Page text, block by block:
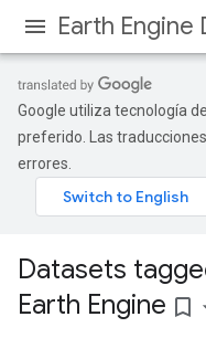
Earth Engine
Google utiliza tecnología
preferido. Las
errores.
Datasets
Earth Engine bookmark_border